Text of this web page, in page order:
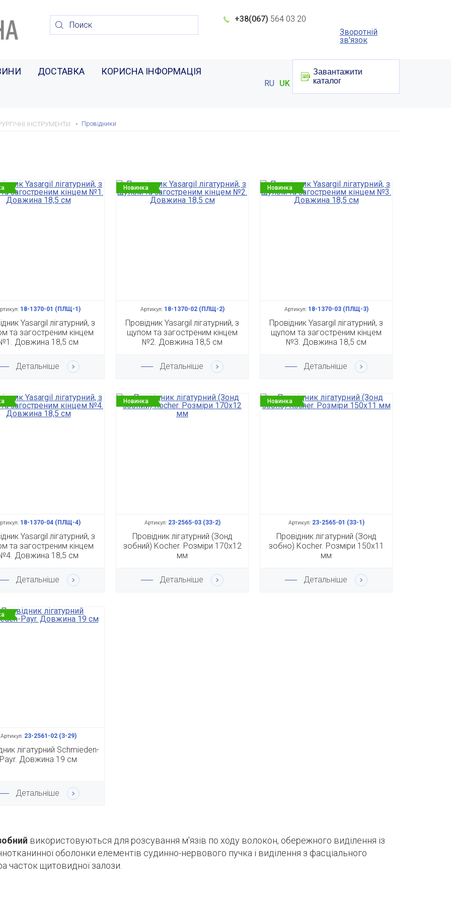
+38(067) 564 03 20
Зворотній
зв'язок
ДОСТАВКА КОРИСНА ІНФОРМАЦІЯ
RU UK
Завантажити
каталог
ІНСТРУМЕНТИ Провідники
18-1370-01 (ПЛЩ-1)
Yasargil лігатурний, з
та загостреним кінцем
Довжина 18,5 см
Детальніше
Новинка
Артикул:18-1370-02 (ПЛЩ-2)
Провідник Yasargil лігатурний, з
щупом та загостреним кінцем
№2. Довжина 18,5 см
Детальніше
Новинка
Артикул:18-1370-03 (ПЛЩ-3)
Провідник Yasargil лігатурний, з
щупом та загостреним кінцем
№3. Довжина 18,5 см
Детальніше
18-1370-04 (ПЛЩ-4)
Yasargil лігатурний, з
та загостреним кінцем
Довжина 18,5 см
Детальніше
Новинка
Артикул:23-2565-03 (ЗЗ-2)
Провідник лігатурний (Зонд
зобний) Kocher. Розміри 170х12
мм
Детальніше
Новинка
Артикул:23-2565-01 (ЗЗ-1)
Провідник лігатурний (Зонд
зобно) Kocher. Розміри 150х11
мм
Детальніше
Артикул:23-2561-02 (З-29)
лігатурний Schmieden-
Payr. Довжина 19 см
Детальніше
використовуються для розсування м'язів по ходу волокон, обережного виділення із
оболонки елементів судинно-нервового пучка і виділення з фасціального
часток щитовидної залози.